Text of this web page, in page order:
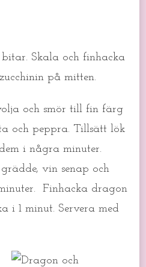
Skala och finhacka
på mitten.
och smör till fin färg
och peppra. Tillsätt lök
i några minuter.
vin senap och
Finhacka dragon
i 1 minut. Servera med